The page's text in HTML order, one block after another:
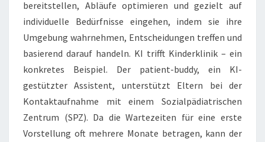
bereitstellen, Abläufe optimieren und gezielt auf
individuelle Bedürfnisse eingehen, indem sie ihre
Umgebung wahrnehmen, Entscheidungen treffen und
basierend darauf handeln. KI trifft Kinderklinik – ein
konkretes Beispiel. Der patient-buddy, ein KI-
gestützter Assistent, unterstützt Eltern bei der
Kontaktaufnahme mit einem Sozialpädiatrischen
Zentrum (SPZ). Da die Wartezeiten für eine erste
Vorstellung oft mehrere Monate betragen, kann der